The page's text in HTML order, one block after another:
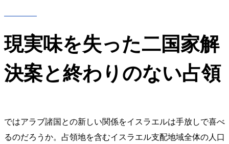
現実味を失った二国家解
決案と終わりのない占領
ではアラブ諸国との新しい関係をイスラエルは手放しで喜べ
るのだろうか。占領地を含むイスラエル支配地域全体の人口